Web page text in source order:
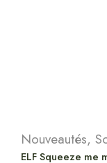
Nouveautés,
ELF Squeeze me